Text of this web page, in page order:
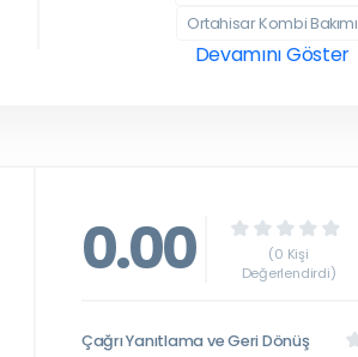
Ortahisar Kombi Bakımı
Devamını Göster
0.00
(0 Kişi
Değerlendirdi)
Çağrı Yanıtlama ve Geri Dönüş